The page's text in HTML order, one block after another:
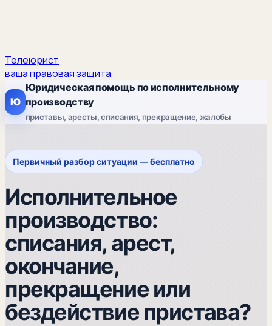
Телеюрист
ваша правовая защита
Ю
Юридическая помощь по исполнительному
производству
приставы, аресты, списания, прекращение, жалобы
Первичный разбор ситуации — бесплатно
Исполнительное
производство:
списания, арест,
окончание,
прекращение или
бездействие пристава?